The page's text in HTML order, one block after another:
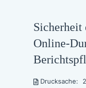
Sicherheit
Online-
Drucksache: